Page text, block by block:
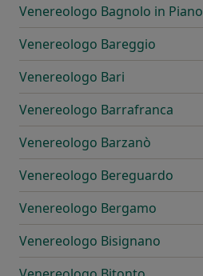
Venereologo Bagnolo in Piano
Venereologo Bareggio
Venereologo Bari
Venereologo Barrafranca
Venereologo Barzanò
Venereologo Bereguardo
Venereologo Bergamo
Venereologo Bisignano